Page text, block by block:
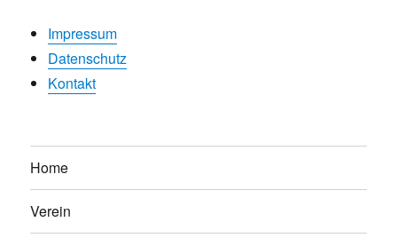
Impressum
Datenschutz
Kontakt
Home
Verein